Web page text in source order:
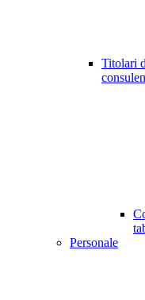
Titolari
Personale